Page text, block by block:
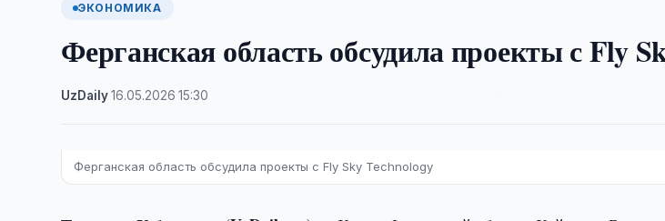
ЭКОНОМИКА
Ферганская область обсудила проекты с Fly
UzDaily·16.05.2026 ·15:30
Ферганская область обсудила проекты с Fly Sky Technology